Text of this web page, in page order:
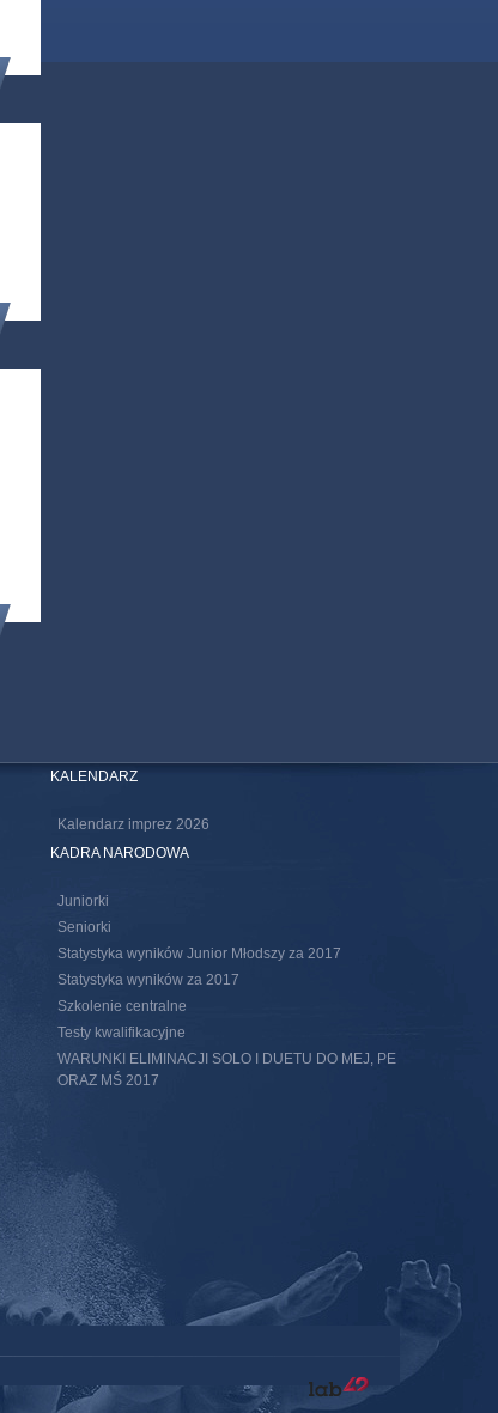
KALENDARZ
Kalendarz imprez 2026
KADRA NARODOWA
Juniorki
Seniorki
Statystyka wyników Junior Młodszy za 2017
Statystyka wyników za 2017
Szkolenie centralne
Testy kwalifikacyjne
WARUNKI ELIMINACJI SOLO I DUETU DO MEJ, PE
ORAZ MŚ 2017